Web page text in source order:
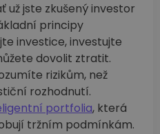
už jste zkušený investor
principy
investice, investujte
dovolit ztratit.
rizikům, než
rozhodnutí.
portfolia, která
tržním podmínkám.